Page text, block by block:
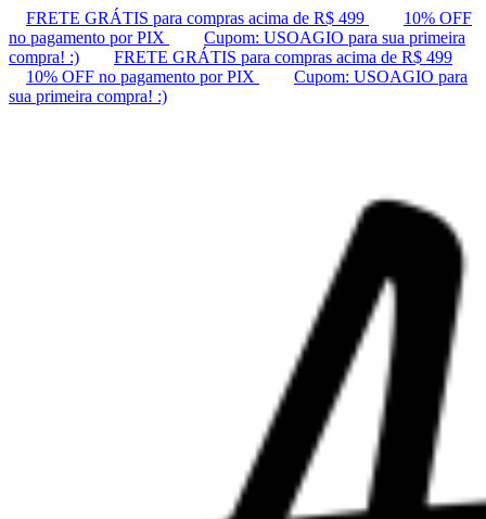
FRETE GRÁTIS para compras acima de R$ 499
10% OFF
no pagamento por PIX
Cupom: USOAGIO para sua primeira
compra! :)
FRETE GRÁTIS para compras acima de R$ 499
10% OFF no pagamento por PIX
Cupom: USOAGIO para
sua primeira compra! :)